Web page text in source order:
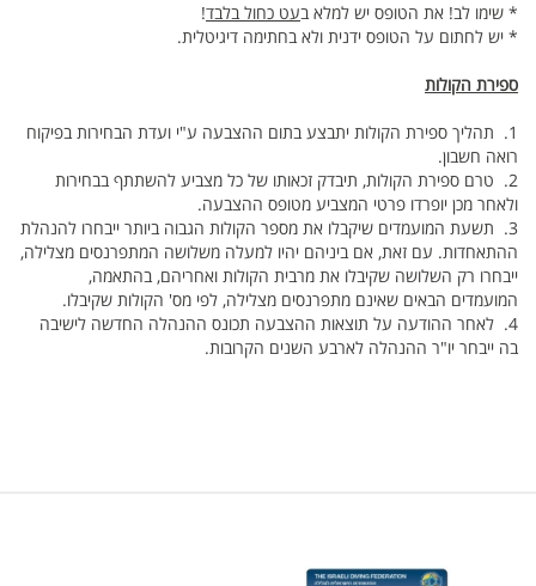
* שימו לב! את הטופס יש למלא בעט כחול בלבד!
* יש לחתום על הטופס ידנית ולא בחתימה דיגיטלית.
ספירת הקולות
1. תהליך ספירת הקולות יתבצע בתום ההצבעה ע"י ועדת הבחירות בפיקוח
רואה חשבון.
2. טרם ספירת הקולות, תיבדק זכאותו של כל מצביע להשתתף בבחירות
ולאחר מכן יופרדו פרטי המצביע מטופס ההצבעה.
3. תשעת המועמדים שיקבלו את מספר הקולות הגבוה ביותר ייבחרו להנהלת
ההתאחדות. עם זאת, אם ביניהם יהיו למעלה משלושה המתפרנסים מצלילה,
ייבחרו רק השלושה שקיבלו את מרבית הקולות ואחריהם, בהתאמה,
המועמדים הבאים שאינם מתפרנסים מצלילה, לפי מס' הקולות שקיבלו.
4. לאחר ההודעה על תוצאות ההצבעה תכונס ההנהלה החדשה לישיבה
בה ייבחר יו"ר ההנהלה לארבע השנים הקרובות.